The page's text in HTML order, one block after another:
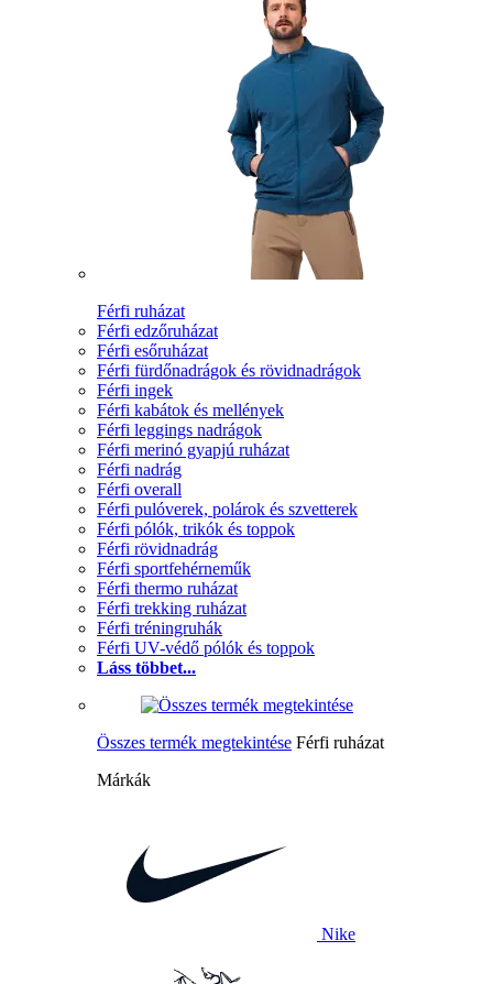
Férfi ruházat
Férfi edzőruházat
Férfi esőruházat
Férfi fürdőnadrágok és rövidnadrágok
Férfi ingek
Férfi kabátok és mellények
Férfi leggings nadrágok
Férfi merinó gyapjú ruházat
Férfi nadrág
Férfi overall
Férfi pulóverek, polárok és szvetterek
Férfi pólók, trikók és toppok
Férfi rövidnadrág
Férfi sportfehérneműk
Férfi thermo ruházat
Férfi trekking ruházat
Férfi tréningruhák
Férfi UV-védő pólók és toppok
Láss többet...
Összes termék megtekintése Férfi ruházat
Márkák
Nike